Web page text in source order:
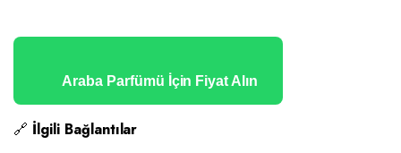
Araba Parfümü İçin Fiyat Alın
🔗 İlgili Bağlantılar